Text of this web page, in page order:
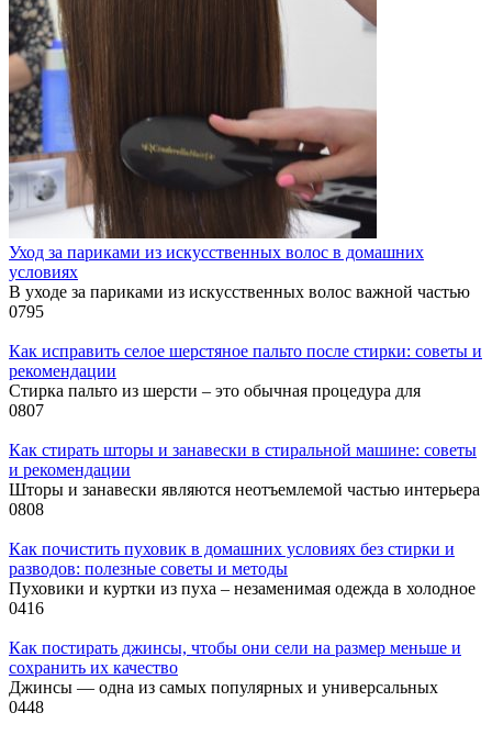
Уход за париками из искусственных волос в домашних
условиях
В уходе за париками из искусственных волос важной частью
0795
Как исправить селое шерстяное пальто после стирки: советы и
рекомендации
Стирка пальто из шерсти – это обычная процедура для
0807
Как стирать шторы и занавески в стиральной машине: советы
и рекомендации
Шторы и занавески являются неотъемлемой частью интерьера
0808
Как почистить пуховик в домашних условиях без стирки и
разводов: полезные советы и методы
Пуховики и куртки из пуха – незаменимая одежда в холодное
0416
Как постирать джинсы, чтобы они сели на размер меньше и
сохранить их качество
Джинсы — одна из самых популярных и универсальных
0448